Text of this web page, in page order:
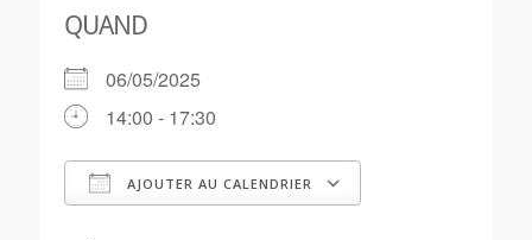
QUAND
06/05/2025
14:00 - 17:30
AJOUTER AU CALENDRIER